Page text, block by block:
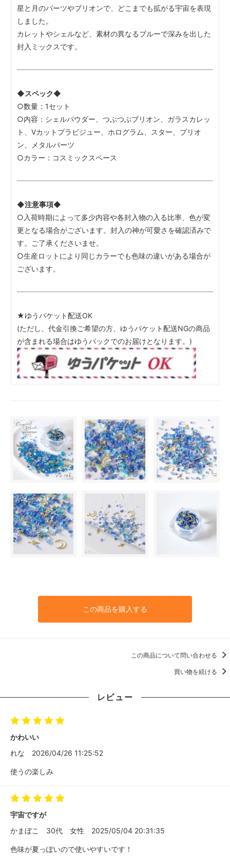
星と月のパーツやブリオンで、どこまでも拡がる宇宙を表現
しました。
カレットやシェルなど、素材の異なるブルーで深みを出した
封入ミックスです。
◆スペック◆
○数量：1セット
○内容：シェルパウダー、つぶつぶブリオン、ガラスカレッ
ト、Vカットプラビジュー、ホログラム、スター、ブリオ
ン、メタルパーツ
○カラー：コスミックスペース
◆注意事項◆
○入荷時期によって多少内容や各封入物の入る比率、色が変
更となる場合がございます。封入の神が可愛さを確認済みで
す。ご了承くださいませ。
○生産ロットにより同じカラーでも色味の違いがある場合が
ございます。
★ゆうパケット配送OK
(ただし、代金引換ご希望の方、ゆうパケット配送NGの商品
が含まれる場合はゆうパックでのお届けとなります。)
この商品を購入する
この商品について問い合わせる
買い物を続ける
レビュー
かわいい
れな
2026/04/26 11:25:52
使うの楽しみ
宇宙ですが
かまぼこ
30代 女性 2025/05/04 20:31:35
色味が夏っぽいので使いやすいです！